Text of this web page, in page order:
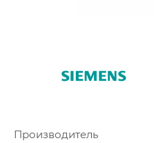
Производитель